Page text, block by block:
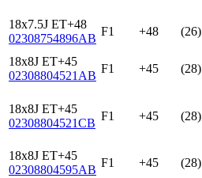
18x7.5J ET+48
02308754896AB
F1 +48 (26)
18x8J ET+45
02308804521AB
F1 +45 (28)
18x8J ET+45
02308804521CB
F1 +45 (28)
18x8J ET+45
02308804595AB
F1 +45 (28)